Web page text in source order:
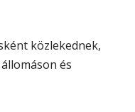
közlekednek,
és